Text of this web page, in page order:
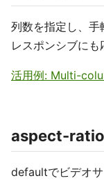
列数を指定し、
レスポンシブにも
活用例: Multi-
aspect-ratio
defaultでビデオサ